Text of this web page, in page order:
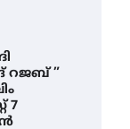
റജബ് ”
7